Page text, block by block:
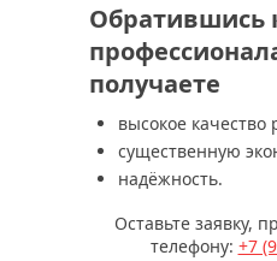
Обратившись
получаете
высокое качество
существенную
надёжность.
Оставьте заявку,
телефону: +7